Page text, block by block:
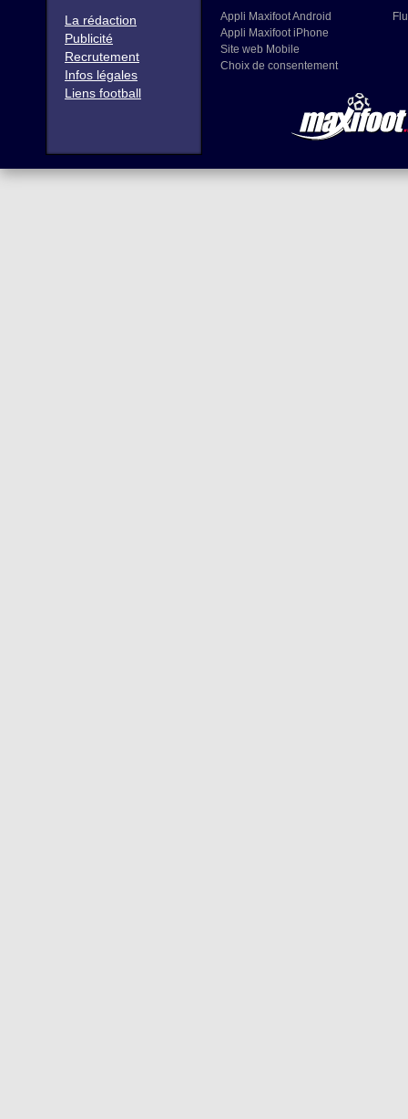
La rédaction
Publicité
Recrutement
Infos légales
Liens football
Appli Maxifoot Android
Appli Maxifoot iPhone
Site web Mobile
Choix de consentement